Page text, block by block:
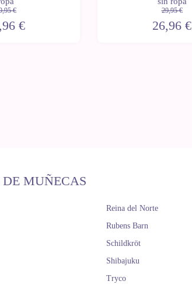
€
€
29,95 €
26,96 €
MUÑECAS
Reina del Norte
Rubens Barn
Schildkröt
Shibajuku
Tryco